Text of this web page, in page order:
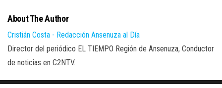
About The Author
Cristián Costa - Redacción Ansenuza al Día
Director del periódico EL TIEMPO Región de Ansenuza, Conductor
de noticias en C2NTV.